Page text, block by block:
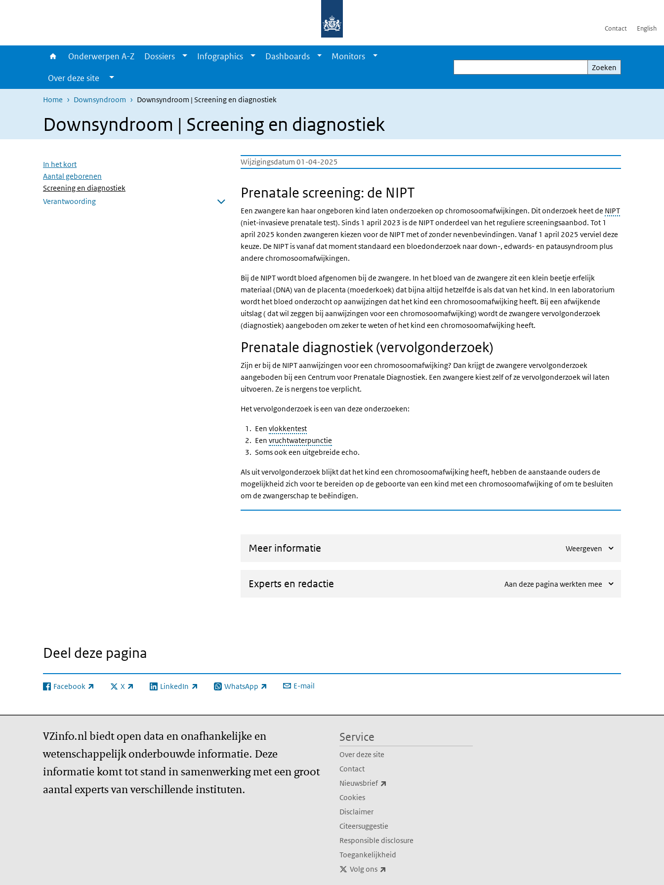
Contact English
Onderwerpen A-Z Dossiers Infographics Dashboards
Monitors
Over deze site
Zoeken
Zoeken
Home Downsyndroom Downsyndroom | Screening en diagnostiek
Downsyndroom | Screening en diagnostiek
Overslaan menu
In het kort
Aantal geborenen
Screening en diagnostiek
Verantwoording
Wijzigingsdatum 01-04-2025
Prenatale screening: de NIPT
Een zwangere kan haar ongeboren kind laten onderzoeken op chromosoomafwijkingen. Dit onderzoek heet de NIPT
(niet-invasieve prenatale test). Sinds 1 april 2023 is de NIPT onderdeel van het reguliere screeningsaanbod. Tot 1
april 2025 konden zwangeren kiezen voor de NIPT met of zonder nevenbevindingen. Vanaf 1 april 2025 verviel deze
keuze. De NIPT is vanaf dat moment standaard een bloedonderzoek naar down-, edwards- en patausyndroom plus
andere chromosoomafwijkingen.
Bij de NIPT wordt bloed afgenomen bij de zwangere. In het bloed van de zwangere zit een klein beetje erfelijk
materiaal (DNA) van de placenta (moederkoek) dat bijna altijd hetzelfde is als dat van het kind. In een laboratorium
wordt het bloed onderzocht op aanwijzingen dat het kind een chromosoomafwijking heeft. Bij een afwijkende
uitslag ( dat wil zeggen bij aanwijzingen voor een chromosoomafwijking) wordt de zwangere vervolgonderzoek
(diagnostiek) aangeboden om zeker te weten of het kind een chromosoomafwijking heeft.
Prenatale diagnostiek (vervolgonderzoek)
Zijn er bij de NIPT aanwijzingen voor een chromosoomafwijking? Dan krijgt de zwangere vervolgonderzoek
aangeboden bij een Centrum voor Prenatale Diagnostiek. Een zwangere kiest zelf of ze vervolgonderzoek wil laten
uitvoeren. Ze is nergens toe verplicht.
Het vervolgonderzoek is een van deze onderzoeken:
Een vlokkentest
Een vruchtwaterpunctie
Soms ook een uitgebreide echo.
Als uit vervolgonderzoek blijkt dat het kind een chromosoomafwijking heeft, hebben de aanstaande ouders de
mogelijkheid zich voor te bereiden op de geboorte van een kind met een chromosoomafwijking of om te besluiten
om de zwangerschap te beëindigen.
Meer informatie Weergeven
Experts en redactie Aan deze pagina werkten mee
Deel deze pagina
Facebook
(externe link) X
(externe link) LinkedIn
(externe link) WhatsApp
(externe link) E-mail
VZinfo.nl biedt open data en onafhankelijke en
wetenschappelijk onderbouwde informatie. Deze
informatie komt tot stand in samenwerking met een groot
aantal experts van verschillende instituten.
Service
Over deze site
Contact
Nieuwsbrief
Cookies
Disclaimer
Citeersuggestie
Responsible disclosure
Toegankelijkheid
Volg ons